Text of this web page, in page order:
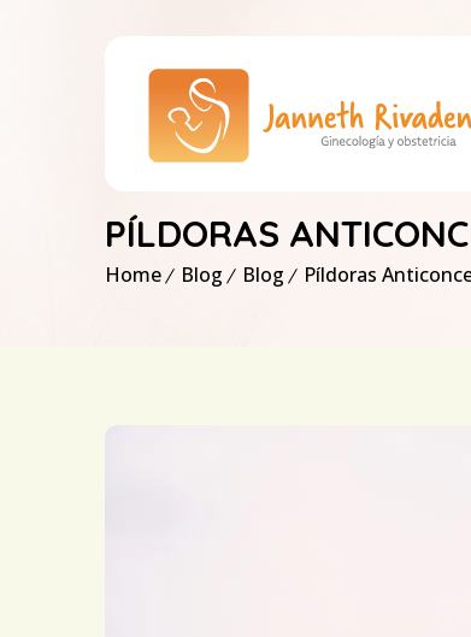
PÍLDORAS
Home Blog Blog Píldoras